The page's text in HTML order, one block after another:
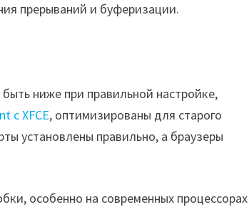
прерываний и буферизации.
ниже при правильной настройке,
с XFCE, оптимизированы для старого
установлены правильно, а браузеры
особенно на современных